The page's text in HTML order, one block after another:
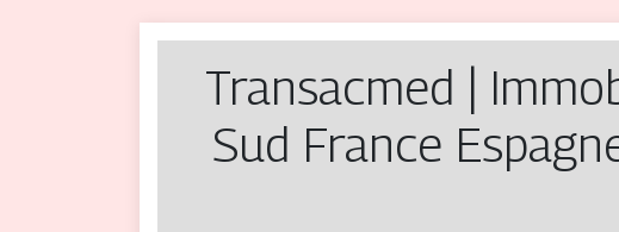
Transacmed |
Sud France